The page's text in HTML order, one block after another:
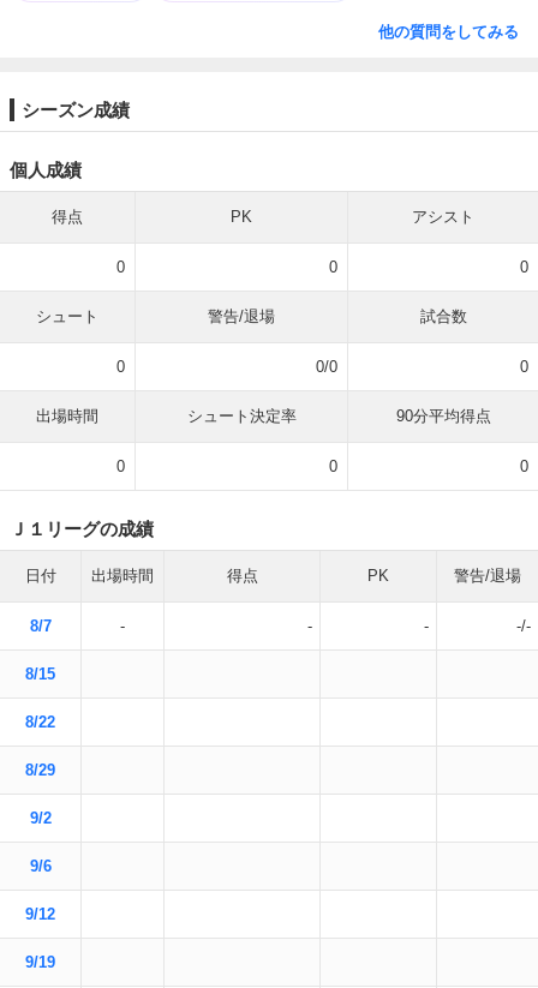
他の質問をしてみる
シーズン成績
個人成績
得点 PK アシスト
0 0 0
シュート 警告/退場 試合数
0 0/0 0
出場時間 シュート決定率 90分平均得点
0 0 0
Ｊ１リーグの成績
日付 出場時間 得点 PK 警告/退場
8/7 - - - -/-
8/15
8/22
8/29
9/2
9/6
9/12
9/19